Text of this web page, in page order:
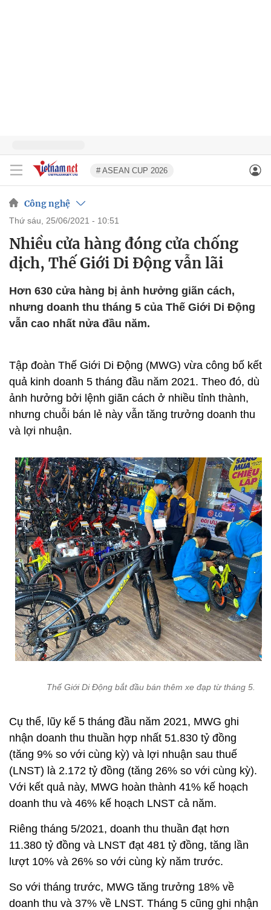
# ASEAN CUP 2026
Công nghệ
thứ sáu, 25/06/2021 - 10:51
Nhiều cửa hàng đóng cửa chống
dịch, Thế Giới Di Động vẫn lãi
Hơn 630 cửa hàng bị ảnh hưởng giãn cách,
nhưng doanh thu tháng 5 của Thế Giới Di Động
vẫn cao nhất nửa đầu năm.
Tập đoàn Thế Giới Di Động (MWG) vừa công bố kết
quả kinh doanh 5 tháng đầu năm 2021. Theo đó, dù
ảnh hưởng bởi lệnh giãn cách ở nhiều tỉnh thành,
nhưng chuỗi bán lẻ này vẫn tăng trưởng doanh thu
và lợi nhuận.
Thế Giới Di Động bắt đầu bán thêm xe đạp từ tháng 5.
Cụ thể, lũy kế 5 tháng đầu năm 2021, MWG ghi
nhận doanh thu thuần hợp nhất 51.830 tỷ đồng
(tăng 9% so với cùng kỳ) và lợi nhuận sau thuế
(LNST) là 2.172 tỷ đồng (tăng 26% so với cùng kỳ).
Với kết quả này, MWG hoàn thành 41% kế hoạch
doanh thu và 46% kế hoạch LNST cả năm.
Riêng tháng 5/2021, doanh thu thuần đạt hơn
11.380 tỷ đồng và LNST đạt 481 tỷ đồng, tăng lần
lượt 10% và 26% so với cùng kỳ năm trước.
So với tháng trước, MWG tăng trưởng 18% về
doanh thu và 37% về LNST. Tháng 5 cũng ghi nhận